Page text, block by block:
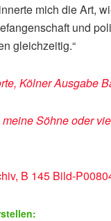
mich die Art,
und
gleichzeitig.“
Kölner Ausgabe
Söhne oder
B 145 Bild-